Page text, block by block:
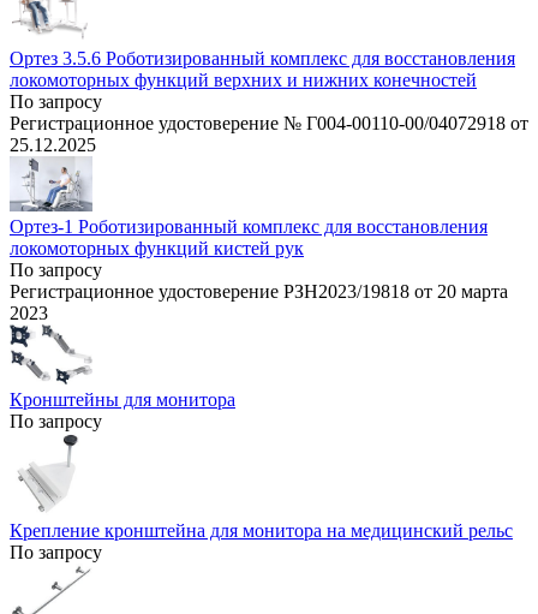
Ортез 3.5.6 Роботизированный комплекс для восстановления
локомоторных функций верхних и нижних конечностей
По запросу
Регистрационное удостоверение № Г004-00110-00/04072918 от
25.12.2025
Ортез-1 Роботизированный комплекс для восстановления
локомоторных функций кистей рук
По запросу
Регистрационное удостоверение РЗН2023/19818 от 20 марта
2023
Кронштейны для монитора
По запросу
Крепление кронштейна для монитора на медицинский рельс
По запросу